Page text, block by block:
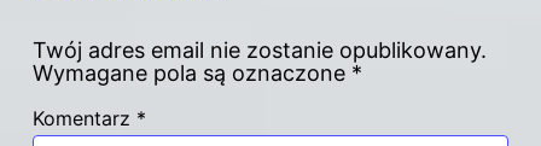
Twój adres email nie zostanie opublikowany.
Wymagane pola są oznaczone *
Komentarz *